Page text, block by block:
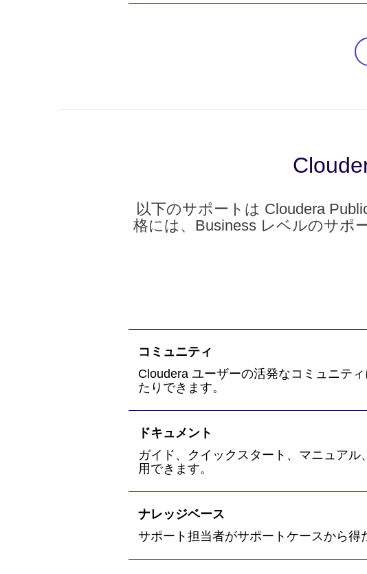
以下のサポートは Cloudera
格には、Business レベルのサポ
コミュニティ
Cloudera ユーザーの活発なコミュニテ
たりできます。
ドキュメント
ガイド、クイックスタート、マニュア
用できます。
ナレッジベース
サポート担当者がサポートケースから得